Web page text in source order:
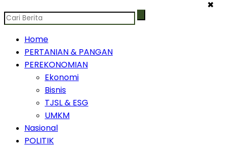
✖
Home
PERTANIAN & PANGAN
PEREKONOMIAN
Ekonomi
Bisnis
TJSL & ESG
UMKM
Nasional
POLITIK